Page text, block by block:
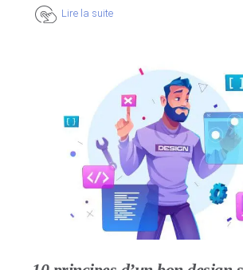
Lire la suite